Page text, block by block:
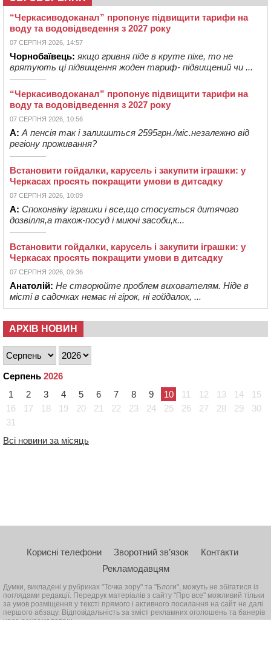
“Черкасиводоканал” пропонує підвищити тарифи на
воду та водовідведення з 2027 року
07 СЕРПНЯ 2026, 14:57
Чорнобаївець: якщо гривня піде в круте піке, то не
врятують ці підвищення жоден тариф- підвищений чи ...
“Черкасиводоканал” пропонує підвищити тарифи на
воду та водовідведення з 2027 року
07 СЕРПНЯ 2026, 10:56
А: А пенсія так і залишиться 2595грн./міс.незалежно від
регіону проживання?
Встановити гойдалки, карусель і закупити іграшки: у
Черкасах просять покращити умови в дитсадку
07 СЕРПНЯ 2026, 10:09
А: Споконвіку іграшки і все,що стосується дитячого
дозвілля,а також-посуд і миючі засоби,к...
Встановити гойдалки, карусель і закупити іграшки: у
Черкасах просять покращити умови в дитсадку
07 СЕРПНЯ 2026, 09:36
Анатолій: Не створюйте проблем вихователям. Ніде в
місті в садочках немає ні гірок, ні гойдалок, ...
АРХІВ НОВИН
Серпень 2026
1
2 3 4 5 6 7 8 9 10 11 12 13 14
15
16
17 18 19 20 21 22 23 24 25 26 27 28 29
30
31
Всі новини за місяць
Корисні телефони Зворотний зв’язок
Контакти
Рекламодавцям
Думки, викладені у рубриках "Точка зору" та "Блоги", можуть не збігатися із
поглядами редакції. Передрук матеріалів з сайту "Про все" можливий тільки
за умов розміщення у тексті прямого і активного посилання на сайт не далі
першого абзацу. Відповідальність за зміст рекламних оголошень та банерів
несе рекламодавець